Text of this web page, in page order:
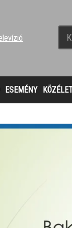
ESEMÉNY
politikai
jelző